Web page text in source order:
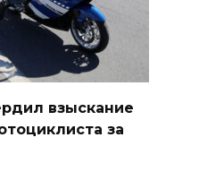
взыскание
за